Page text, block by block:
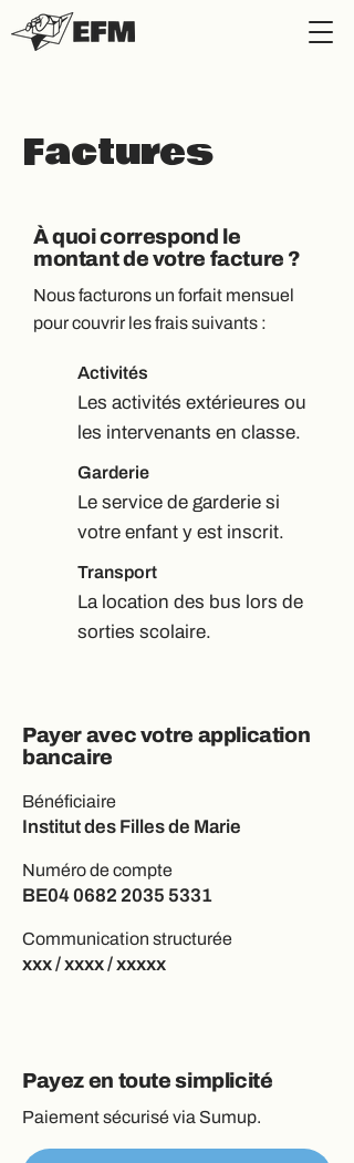
Factures
À quoi correspond le
montant de votre facture ?
Nous facturons un forfait mensuel
pour couvrir les frais suivants :
Activités
Les activités extérieures ou
les intervenants en classe.
Garderie
Le service de garderie si
votre enfant y est inscrit.
Transport
La location des bus lors de
sorties scolaire.
Payer avec votre application
bancaire
Bénéficiaire
Institut des Filles de Marie
Numéro de compte
BE040682 2035 5331
Communication structurée
xxx / xxxx / xxxxx
Payez en toute simplicité
Paiement sécurisé via Sumup.